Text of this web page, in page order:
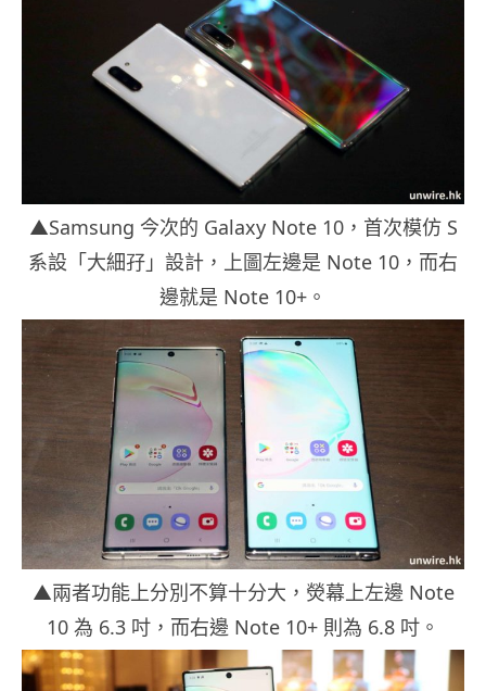
▲Samsung 今次的 Galaxy Note 10，首次模仿 S
系設「大細孖」設計，上圖左邊是 Note 10，而右
邊就是 Note 10+。
▲兩者功能上分別不算十分大，熒幕上左邊 Note
10 為 6.3 吋，而右邊 Note 10+ 則為 6.8 吋。